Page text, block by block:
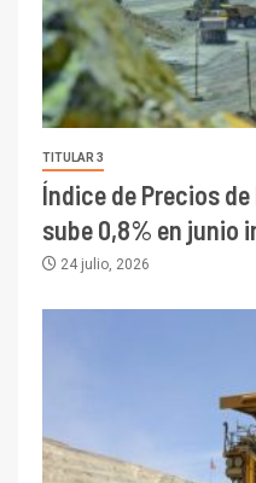
TITULAR 3
Índice de Precios
sube 0,8% en junio
24 julio, 2026